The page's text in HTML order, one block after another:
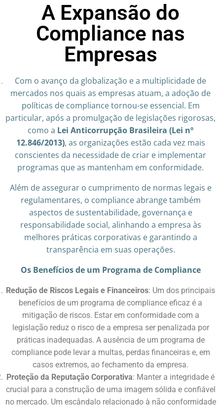
A Expansão do
Compliance nas
Empresas
Com o avanço da globalização e a multiplicidade de
mercados nos quais as empresas atuam, a adoção de
políticas de compliance tornou-se essencial. Em
particular, após a promulgação de legislações rigorosas,
como a Lei Anticorrupção Brasileira (Lei nº
12.846/2013), as organizações estão cada vez mais
conscientes da necessidade de criar e implementar
programas que as mantenham em conformidade.
Além de assegurar o cumprimento de normas legais e
regulamentares, o compliance abrange também
aspectos de sustentabilidade, governança e
responsabilidade social, alinhando a empresa às
melhores práticas corporativas e garantindo a
transparência em suas operações.
Os Benefícios de um Programa de Compliance
Redução de Riscos Legais e Financeiros: Um dos principais
benefícios de um programa de compliance eficaz é a
mitigação de riscos. Estar em conformidade com a
legislação reduz o risco de a empresa ser penalizada por
práticas inadequadas. A ausência de um programa de
compliance pode levar a multas, perdas financeiras e, em
casos extremos, ao fechamento da empresa.
Proteção da Reputação Corporativa: Manter a integridade é
crucial para a construção de uma imagem sólida e confiável
no mercado. Um escândalo relacionado à não conformidade